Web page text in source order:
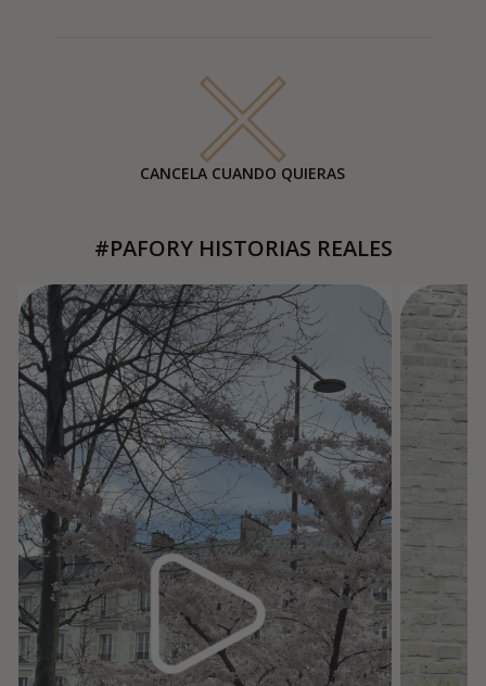
CANCELA CUANDO QUIERAS
#PAFORY HISTORIAS REALES